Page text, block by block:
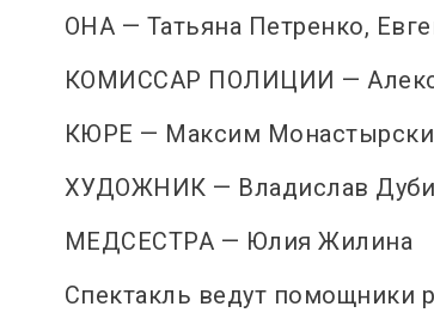
ОНА — Татьяна Петренко,
КОМИССАР ПОЛИЦИИ —
КЮРЕ — Максим
ХУДОЖНИК — Владислав
МЕДСЕСТРА — Юлия Жилина
Спектакль ведут